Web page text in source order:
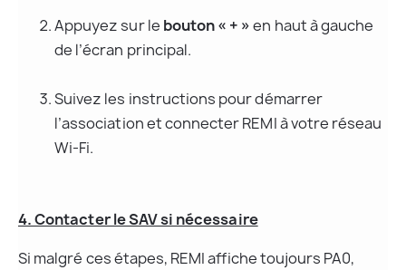
Appuyez sur le bouton « + » en haut à gauche
de l’écran principal.
Suivez les instructions pour démarrer
l’association et connecter REMI à votre réseau
Wi-Fi.
4. Contacter le SAV si nécessaire
Si malgré ces étapes, REMI affiche toujours PA0,